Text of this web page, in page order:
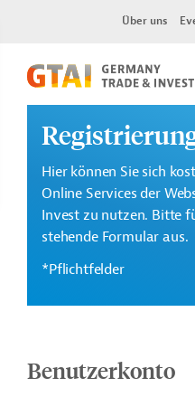
Über uns
Hier können Sie sich
Online Services der
Invest zu nutzen. Bitte
stehende Formular aus.
*Pflichtfelder
Benutzerkonto